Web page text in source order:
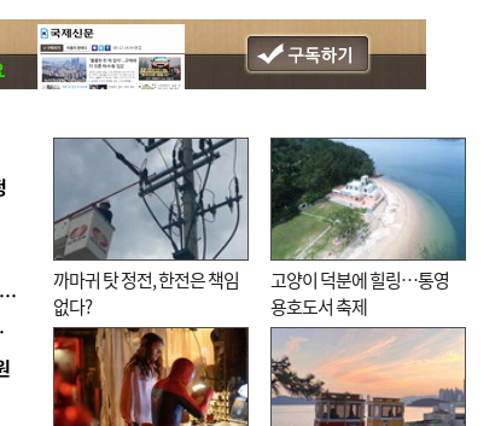
■ 경남 농정 비전 ‘잘 사는 농촌’…스마트팜 1000㏊까지 늘린다
‘쩔쩔’
까마귀 탓 정전, 한전은 책임
없다?
고양이 덕분에 힐링…통영
용호도서 축제